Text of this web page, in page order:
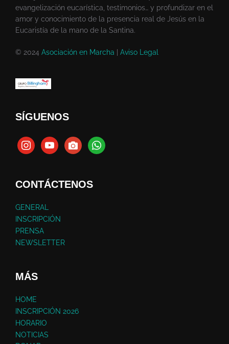
evangelización eucarística, testimonios… y profundizar en el
amor y conocimiento de la presencia real de Jesús en la
Eucaristía de la mano de la Santina.
© 2024 Asociación en Marcha Aviso Legal
SÍGUENOS
CONTÁCTENOS
GENERAL
INSCRIPCIÓN
PRENSA
NEWSLETTER
MÁS
HOME
INSCRIPCIÓN 2026
HORARIO
NOTICIAS